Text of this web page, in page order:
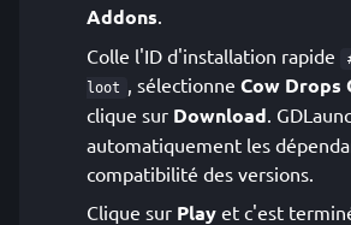
Addons.
Colle l'ID d'installation rapide
loot , sélectionne Cow Drops
clique sur Download.
automatiquement les
compatibilité des versions.
Clique sur Play et c'est